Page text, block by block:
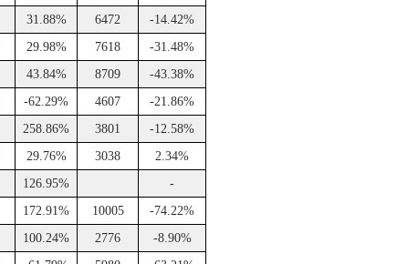
31.88% 6472
-14.42%
29.98% 7618
-31.48%
43.84% 8709
-43.38%
-62.29% 4607
-21.86%
258.86% 3801
-12.58%
29.76% 3038
2.34%
126.95%
-
172.91% 10005
-74.22%
100.24% 2776
-8.90%